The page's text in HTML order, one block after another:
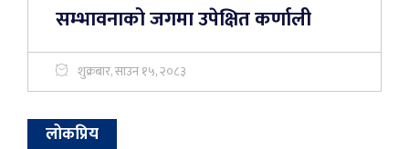
सम्भावनाको जगमा उपेक्षित कर्णाली
शुक्रबार, साउन १५, २०८३
लोकप्रिय